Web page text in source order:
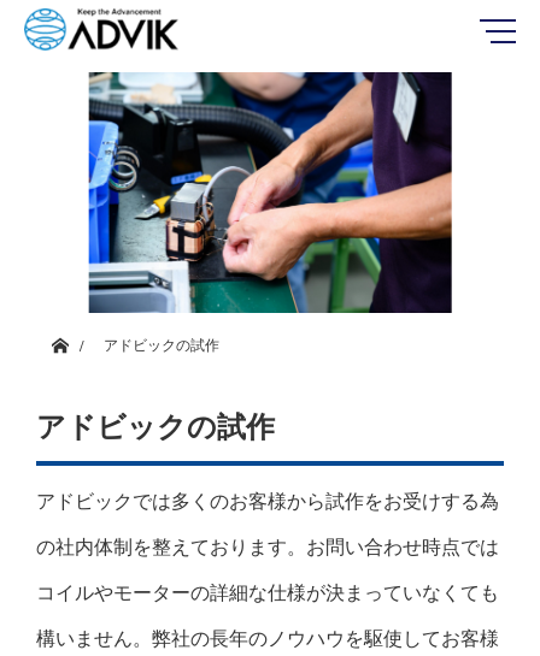
ホームアドビックの試作
アドビックの試作
アドビックでは多くのお客様から試作をお受けする為
の社内体制を整えております。お問い合わせ時点では
コイルやモーターの詳細な仕様が決まっていなくても
構いません。弊社の長年のノウハウを駆使してお客様